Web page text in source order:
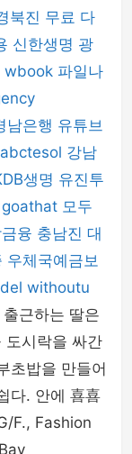
북진 무료 다
신한생명 광
wbook 파일나
남은행 유튜브
abctesol 강남
생명 유진투
goathat 모두
융 충남진 대
우체국예금보
withoutu
근하는 딸은
도시락을 싸간
초밥을 만들어
다. 안에 喜喜
F., Fashion